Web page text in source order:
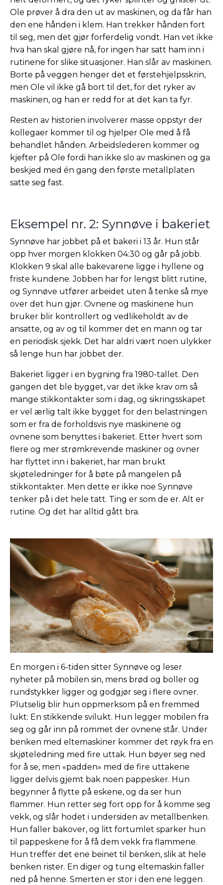
Ole prøver å dra den ut av maskinen, og da får han
den ene hånden i klem. Han trekker hånden fort
til seg, men det gjør forferdelig vondt. Han vet ikke
hva han skal gjøre nå, for ingen har satt ham inn i
rutinene for slike situasjoner. Han slår av maskinen.
Borte på veggen henger det et førstehjelpsskrin,
men Ole vil ikke gå bort til det, for det ryker av
maskinen, og han er redd for at det kan ta fyr.
Resten av historien involverer masse oppstyr der
kollegaer kommer til og hjelper Ole med å få
behandlet hånden. Arbeidslederen kommer og
kjefter på Ole fordi han ikke slo av maskinen og ga
beskjed med én gang den første metallplaten
satte seg fast.
Eksempel nr. 2: Synnøve i bakeriet
Synnøve har jobbet på et bakeri i 13 år. Hun står
opp hver morgen klokken 04:30 og går på jobb.
Klokken 9 skal alle bakevarene ligge i hyllene og
friste kundene. Jobben har for lengst blitt rutine,
og Synnøve utfører arbeidet uten å tenke så mye
over det hun gjør. Ovnene og maskinene hun
bruker blir kontrollert og vedlikeholdt av de
ansatte, og av og til kommer det en mann og tar
en periodisk sjekk. Det har aldri vært noen ulykker
så lenge hun har jobbet der.
Bakeriet ligger i en bygning fra 1980-tallet. Den
gangen det ble bygget, var det ikke krav om så
mange stikkontakter som i dag, og sikringsskapet
er vel ærlig talt ikke bygget for den belastningen
som er fra de forholdsvis nye maskinene og
ovnene som benyttes i bakeriet. Etter hvert som
flere og mer strømkrevende maskiner og ovner
har flyttet inn i bakeriet, har man brukt
skjøteledninger for å bøte på mangelen på
stikkontakter. Men dette er ikke noe Synnøve
tenker på i det hele tatt. Ting er som de er. Alt er
rutine. Og det har alltid gått bra.
En morgen i 6-tiden sitter Synnøve og leser
nyheter på mobilen sin, mens brød og boller og
rundstykker ligger og godgjør seg i flere ovner.
Plutselig blir hun oppmerksom på en fremmed
lukt: En stikkende svilukt. Hun legger mobilen fra
seg og går inn på rommet der ovnene står. Under
benken med eltemaskiner kommer det røyk fra en
skjøteledning med fire uttak. Hun bøyer seg ned
for å se, men «padden» med de fire uttakene
ligger delvis gjemt bak noen pappesker. Hun
begynner å flytte på eskene, og da ser hun
flammer. Hun retter seg fort opp for å komme seg
vekk, og slår hodet i undersiden av metallbenken.
Hun faller bakover, og litt fortumlet sparker hun
til pappeskene for å få dem vekk fra flammene.
Hun treffer det ene beinet til benken, slik at hele
benken rister. En diger og tung eltemaskin faller
ned på henne. Smerten er stor i den ene leggen.